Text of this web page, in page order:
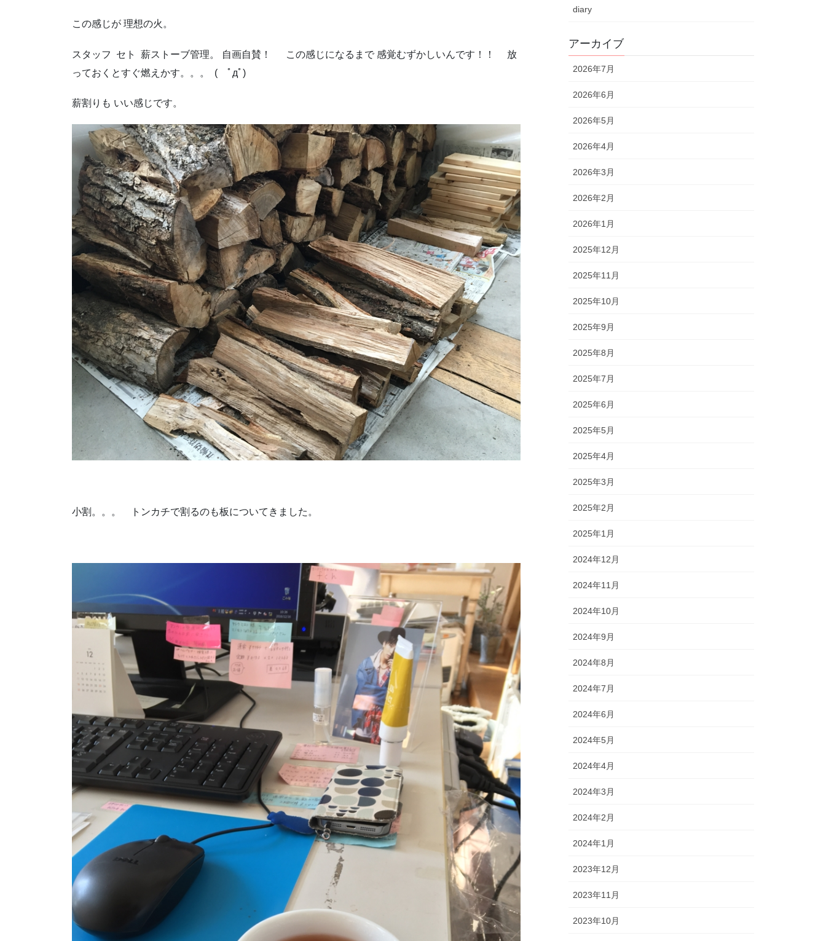
この感じが 理想の火。
スタッフ セト 薪ストーブ管理。 自画自賛！ この感じになるまで 感覚むずかしいんです！！ 放
っておくとすぐ燃えかす。。。 ( ﾟдﾟ)
薪割りも いい感じです。
小割。。。 トンカチで割るのも板についてきました。
diary
アーカイブ
2026年7月
2026年6月
2026年5月
2026年4月
2026年3月
2026年2月
2026年1月
2025年12月
2025年11月
2025年10月
2025年9月
2025年8月
2025年7月
2025年6月
2025年5月
2025年4月
2025年3月
2025年2月
2025年1月
2024年12月
2024年11月
2024年10月
2024年9月
2024年8月
2024年7月
2024年6月
2024年5月
2024年4月
2024年3月
2024年2月
2024年1月
2023年12月
2023年11月
2023年10月